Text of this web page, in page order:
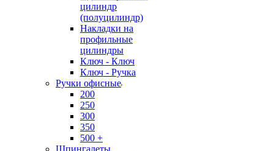
цилиндр
(полуцилиндр)
Накладки на
профильные
цилиндры
Ключ - Ключ
Ключ - Ручка
Ручки офисные
200
250
300
350
500 +
Шпингалеты